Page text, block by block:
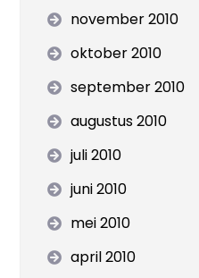
november 2010
oktober 2010
september 2010
augustus 2010
juli 2010
juni 2010
mei 2010
april 2010